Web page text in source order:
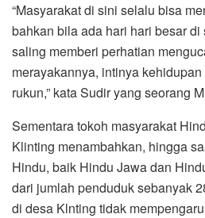
“Masyarakat di sini selalu bisa
bahkan bila ada hari hari besar
saling memberi perhatian
merayakannya, intinya
rukun,” kata Sudir yang seorang
Sementara tokoh masyarakat
Klinting menambahkan, hingga
Hindu, baik Hindu Jawa dan
dari jumlah penduduk sebanyak
di desa Klnting tidak